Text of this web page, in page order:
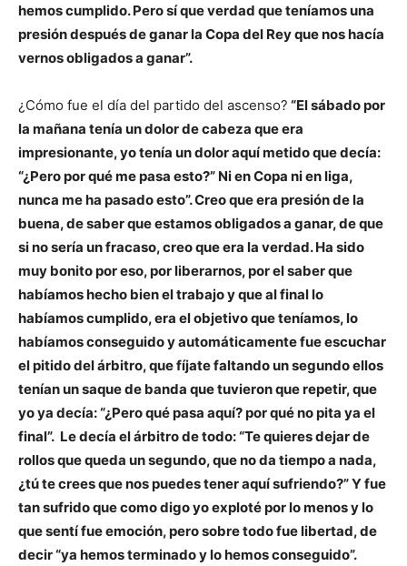
hemos cumplido. Pero sí que verdad que teníamos una
presión después de ganar la Copa del Rey que nos hacía
vernos obligados a ganar”.
¿Cómo fue el día del partido del ascenso? “El sábado por
la mañana tenía un dolor de cabeza que era
impresionante, yo tenía un dolor aquí metido que decía:
“¿Pero por qué me pasa esto?” Ni en Copa ni en liga,
nunca me ha pasado esto”. Creo que era presión de la
buena, de saber que estamos obligados a ganar, de que
si no sería un fracaso, creo que era la verdad. Ha sido
muy bonito por eso, por liberarnos, por el saber que
habíamos hecho bien el trabajo y que al final lo
habíamos cumplido, era el objetivo que teníamos, lo
habíamos conseguido y automáticamente fue escuchar
el pitido del árbitro, que fíjate faltando un segundo ellos
tenían un saque de banda que tuvieron que repetir, que
yo ya decía: “¿Pero qué pasa aquí? por qué no pita ya el
final”. Le decía el árbitro de todo: “Te quieres dejar de
rollos que queda un segundo, que no da tiempo a nada,
¿tú te crees que nos puedes tener aquí sufriendo?” Y fue
tan sufrido que como digo yo exploté por lo menos y lo
que sentí fue emoción, pero sobre todo fue libertad, de
decir “ya hemos terminado y lo hemos conseguido”.